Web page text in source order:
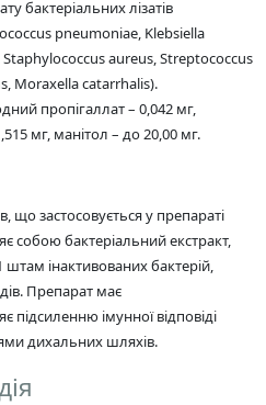
бактеріальних лізатів
pneumoniae, Klebsiella
aureus, Streptococcus
Moraxella catarrhalis).
пропігаллат – 0,042 мг,
мг, манітол – до 20,00 мг.
що застосовується у препараті
собою бактеріальний екстракт,
штам інактивованих бактерій,
Препарат має
імунної відповіді
дихальних шляхів.